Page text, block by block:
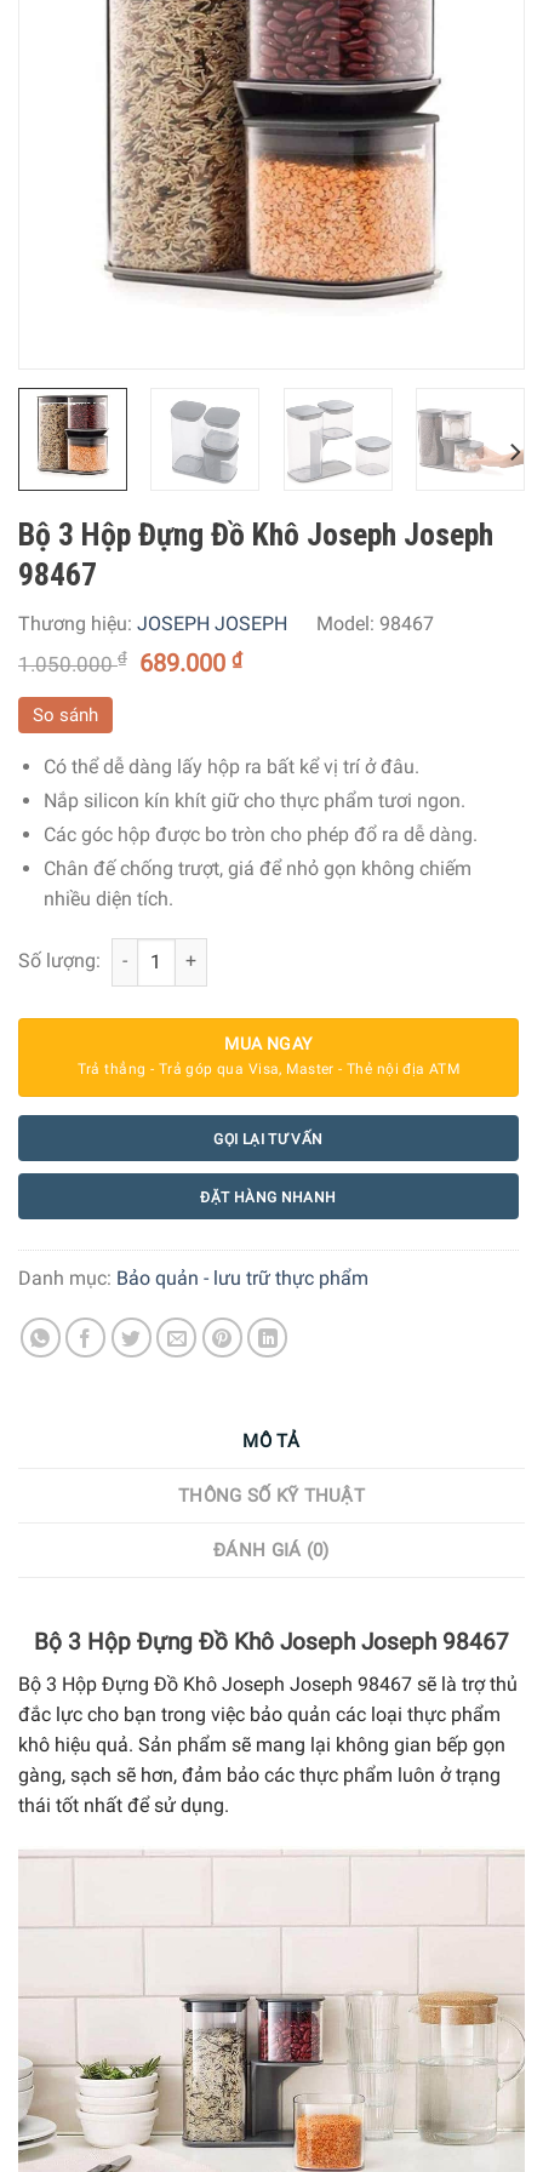
Bộ 3 Hộp Đựng Đồ Khô Joseph Joseph
98467
Thương hiệu: JOSEPH JOSEPH Model: 98467
1.050.000₫ 689.000₫
So sánh
Có thể dễ dàng lấy hộp ra bất kể vị trí ở đâu.
Nắp silicon kín khít giữ cho thực phẩm tươi ngon.
Các góc hộp được bo tròn cho phép đổ ra dễ dàng.
Chân đế chống trượt, giá để nhỏ gọn không chiếm
nhiều diện tích.
Số lượng: Bộ 3 Hộp Đựng Đồ Khô Joseph Joseph 98467 số lượng
MUA NGAY
Trả thẳng - Trả góp qua Visa, Master - Thẻ nội địa ATM
GỌI LẠI TƯ VẤN
ĐẶT HÀNG NHANH
Danh mục: Bảo quản - lưu trữ thực phẩm
MÔ TẢ
THÔNG SỐ KỸ THUẬT
ĐÁNH GIÁ (0)
Bộ 3 Hộp Đựng Đồ Khô Joseph Joseph 98467
Bộ 3 Hộp Đựng Đồ Khô Joseph Joseph 98467 sẽ là trợ thủ
đắc lực cho bạn trong việc bảo quản các loại thực phẩm
khô hiệu quả. Sản phẩm sẽ mang lại không gian bếp gọn
gàng, sạch sẽ hơn, đảm bảo các thực phẩm luôn ở trạng
thái tốt nhất để sử dụng.